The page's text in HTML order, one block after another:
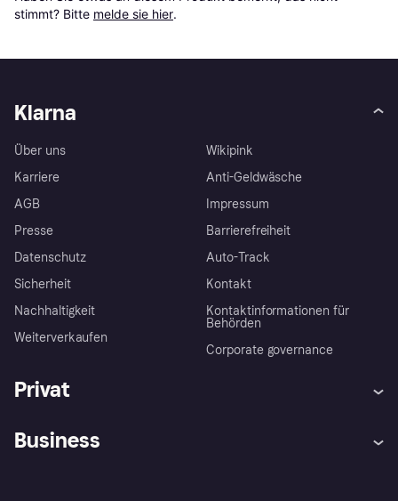
stimmt? Bitte melde sie hier.
Klarna
Über uns
Karriere
AGB
Presse
Datenschutz
Sicherheit
Nachhaltigkeit
Weiterverkaufen
Wikipink
Anti-Geldwäsche
Impressum
Barrierefreiheit
Auto-Track
Kontakt
Kontaktinformationen für
Behörden
Corporate governance
Privat
Business